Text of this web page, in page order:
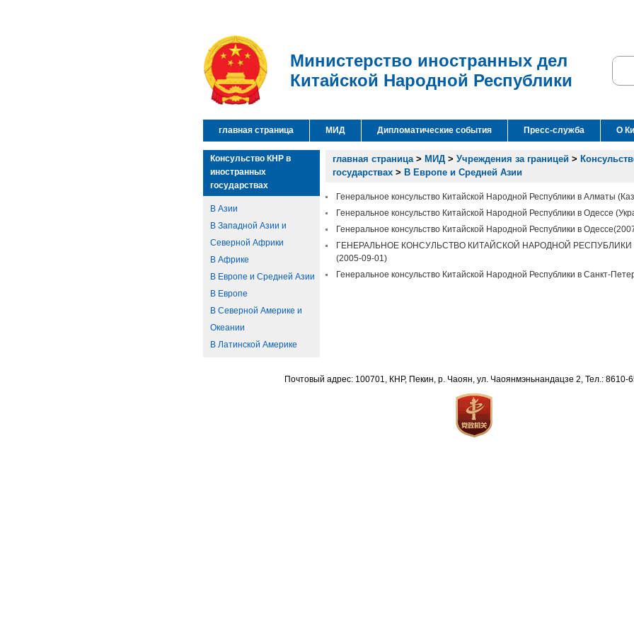
Министерство иностранных дел
Китайской Народной Республики
главная страница МИД Дипломатические события Пресс-служба О
Консульство КНР в
иностранных
государствах
В Азии
В Западной Азии и
Северной Африки
В Африке
В Европе и Средней Азии
В Европе
В Северной Америке и
Океании
В Латинской Америке
главная страница> МИД > Учреждения за границей >
государствах > В Европе и Средней Азии
Генеральное консульство Китайской Народной Республики в Алматы
Генеральное консульство Китайской Народной Республики в Одессе
Генеральное консульство Китайской Народной Республики в Одессе
ГЕНЕРАЛЬНОЕ КОНСУЛЬСТВО КИТАЙСКОЙ НАРОДНОЙ
(2005-09-01)
Генеральное консульство Китайской Народной Республики в Санкт-
Почтовый адрес: 100701, КНР, Пекин, р. Чаоян, ул. Чаоянмэньнандацзе 2, Тел.: 8610-